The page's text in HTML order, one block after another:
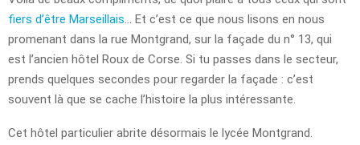
fiers d’être Marseillais … Et c’est ce que nous lisons en nous
promenant dans la rue Montgrand, sur la façade du n° 13, qui
est l’ancien hôtel Roux de Corse. Si tu passes dans le secteur,
prends quelques secondes pour regarder la façade : c’est
souvent là que se cache l’histoire la plus intéressante.
Cet hôtel particulier abrite désormais le lycée Montgrand.